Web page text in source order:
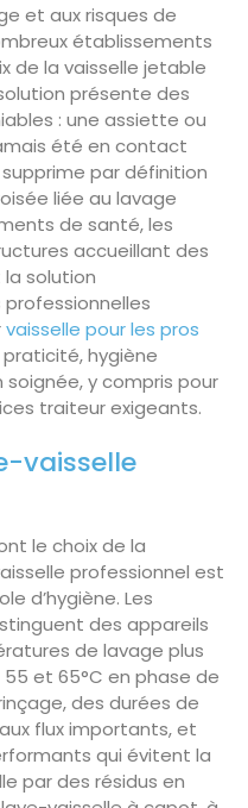
et aux risques de
établissements
de la vaisselle jetable
présente des
: une assiette ou
été en contact
par définition
liée au lavage
de santé, les
accueillant des
la solution
vaisselle pour les pros
hygiène
y compris pour
traiteur exigeants.
vaisselle
le choix de la
professionnel est
d’hygiène. Les
des appareils
de lavage plus
et 65°C en phase de
des durées de
flux importants, et
qui évitent la
par des résidus en